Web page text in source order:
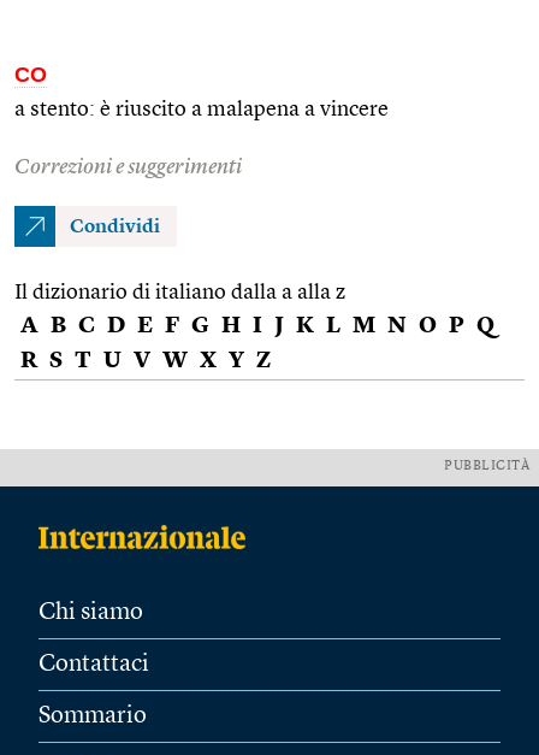
CO
a stento: è riuscito a malapena a vincere
Correzioni e suggerimenti
Condividi
Il dizionario di italiano dalla a alla z
A B C D E F G H I J K L M N O P Q
R S T U V W X Y Z
PUBBLICITÀ
Chi siamo
Contattaci
Sommario